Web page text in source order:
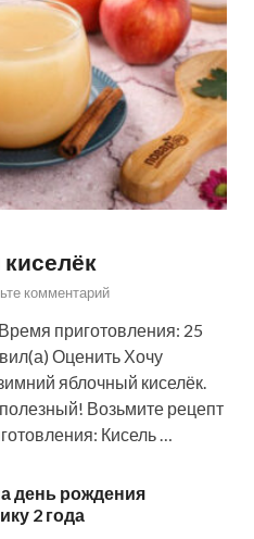
комментарий
приготовления: 25
Оценить Хочу
яблочный киселёк.
Возьмите рецепт
Кисель …
день рождения
2 года